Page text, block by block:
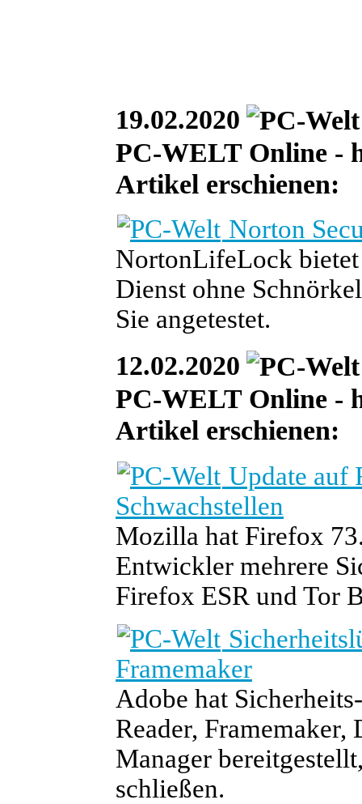
19.02.2020
PC-WELT Online -
Artikel erschienen:
Norton
NortonLifeLock
Dienst ohne
Sie angetestet.
12.02.2020
PC-WELT Online -
Artikel erschienen:
Update auf
Schwachstellen
Mozilla hat Firefox
Entwickler mehrere
Firefox ESR und Tor
Framemaker
Adobe hat
Reader,
Manager
schließen.